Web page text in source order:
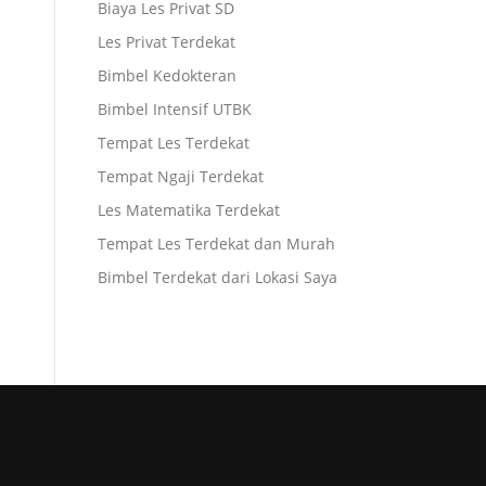
Biaya Les Privat SD
Les Privat Terdekat
Bimbel Kedokteran
Bimbel Intensif UTBK
Tempat Les Terdekat
Tempat Ngaji Terdekat
Les Matematika Terdekat
Tempat Les Terdekat dan Murah
Bimbel Terdekat dari Lokasi Saya